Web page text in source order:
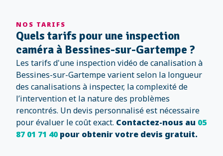
NOS TARIFS
Quels tarifs pour une inspection
caméra à Bessines-sur-Gartempe ?
Les tarifs d'une inspection vidéo de canalisation à
Bessines-sur-Gartempe varient selon la longueur
des canalisations à inspecter, la complexité de
l’intervention et la nature des problèmes
rencontrés. Un devis personnalisé est nécessaire
pour évaluer le coût exact. Contactez-nous au 05
87 01 71 40pour obtenir votre devis gratuit.